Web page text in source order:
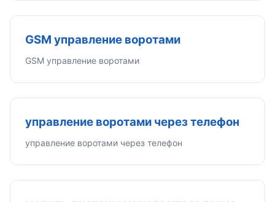
GSM управление воротами
GSM управление воротами
управление воротами через телефон
управление воротами через телефон